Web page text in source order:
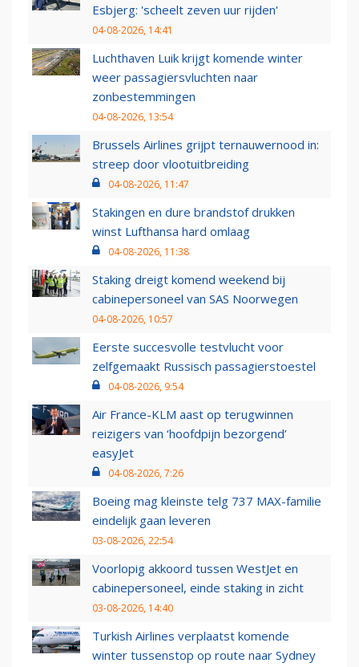
Esbjerg: 'scheelt zeven uur rijden'
04-08-2026, 14:41
Luchthaven Luik krijgt komende winter
weer passagiersvluchten naar
zonbestemmingen
04-08-2026, 13:54
Brussels Airlines grijpt ternauwernood in:
streep door vlootuitbreiding
04-08-2026, 11:47
Stakingen en dure brandstof drukken
winst Lufthansa hard omlaag
04-08-2026, 11:38
Staking dreigt komend weekend bij
cabinepersoneel van SAS Noorwegen
04-08-2026, 10:57
Eerste succesvolle testvlucht voor
zelfgemaakt Russisch passagierstoestel
04-08-2026, 9:54
Air France-KLM aast op terugwinnen
reizigers van ‘hoofdpijn bezorgend’
easyJet
04-08-2026, 7:26
Boeing mag kleinste telg 737 MAX-familie
eindelijk gaan leveren
03-08-2026, 22:54
Voorlopig akkoord tussen WestJet en
cabinepersoneel, einde staking in zicht
03-08-2026, 14:40
Turkish Airlines verplaatst komende
winter tussenstop op route naar Sydney